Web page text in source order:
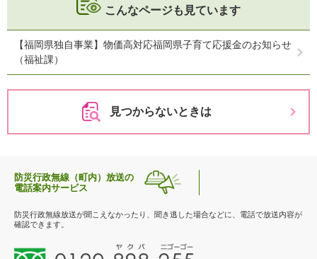
こんなページも見ています
【福岡県独自事業】物価高対応福岡県子育て応援金のお知らせ
（福祉課）
見つからないときは
防災行政無線（町内）放送の
電話案内サービス
防災行政無線放送が聞こえなかったり、聞き逃した場合などに、電話で放送内容が
確認できます。
0